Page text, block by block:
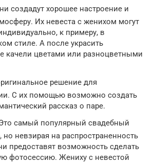
создадут хорошее настроение и
Их невеста с женихом могут
к примеру, в
стиле. А после украсить
качели цветами или разноцветными
решение для
С их помощью возможно создать
рассказ о паре.
самый популярный свадебный
но невзирая на распространенность
предоставят возможность сделать
фотосессию. Жениху с невестой